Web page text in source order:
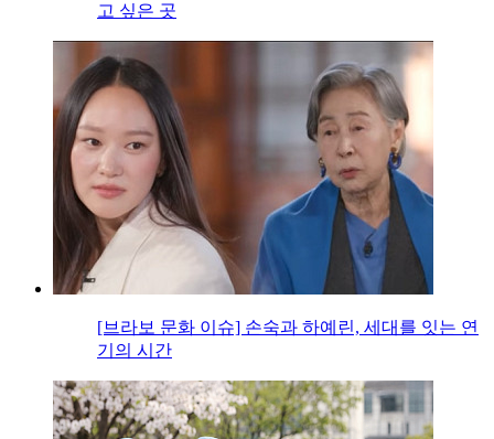
고 싶은 곳
[브라보 문화 이슈] 손숙과 하예린, 세대를 잇는 연
기의 시간